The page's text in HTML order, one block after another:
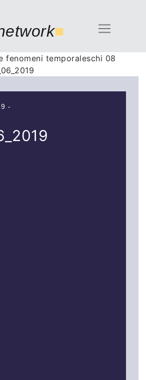
■
fenomeni temporaleschi 08
-